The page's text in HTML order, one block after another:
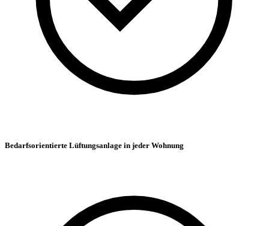
Bedarfsorientierte Lüftungsanlage in jeder Wohnung